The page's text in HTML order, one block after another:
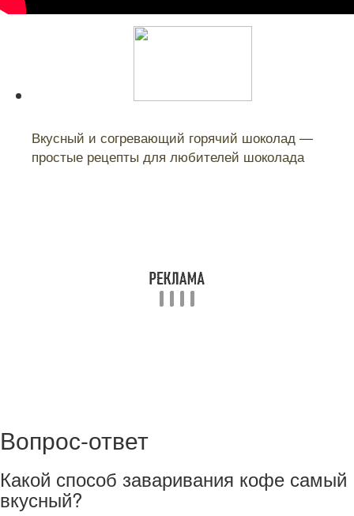
Вкусный и согревающий горячий шоколад —
простые рецепты для любителей шоколада
Вопрос-ответ
Какой способ заваривания кофе самый
вкусный?